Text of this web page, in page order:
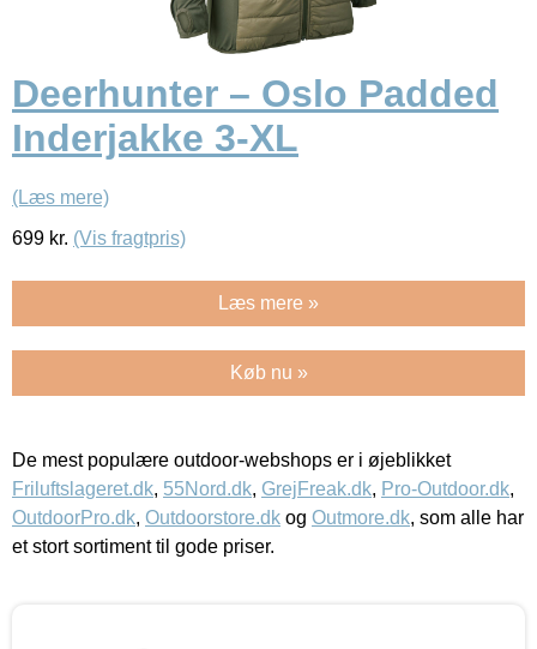
Deerhunter – Oslo Padded
Inderjakke 3-XL
(Læs mere)
699 kr. (Vis fragtpris)
Læs mere »
Køb nu »
De mest populære outdoor-webshops er i øjeblikket
Friluftslageret.dk, 55Nord.dk, GrejFreak.dk, Pro-Outdoor.dk,
OutdoorPro.dk, Outdoorstore.dk og Outmore.dk, som alle har
et stort sortiment til gode priser.